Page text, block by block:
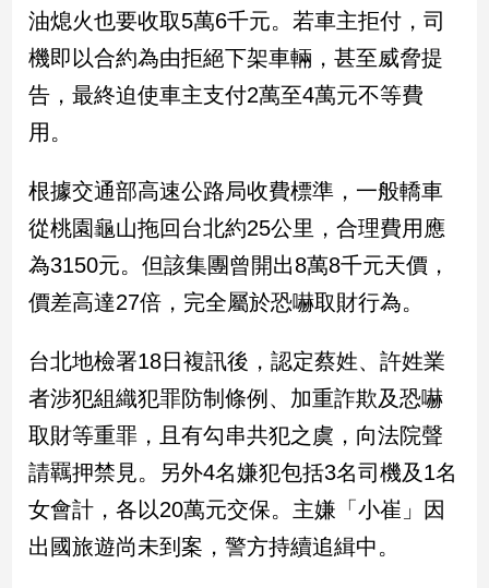
兩
岸/
國
際
會/
方
新
冠
病
專
南
台
灣
觀
油熄火也要收取5萬6千元。若車主拒付，司
機即以合約為由拒絕下架車輛，甚至威脅提
告，最終迫使車主支付2萬至4萬元不等費
用。
根據交通部高速公路局收費標準，一般轎車
從桃園龜山拖回台北約25公里，合理費用應
為3150元。但該集團曾開出8萬8千元天價，
價差高達27倍，完全屬於恐嚇取財行為。
台北地檢署18日複訊後，認定蔡姓、許姓業
者涉犯組織犯罪防制條例、加重詐欺及恐嚇
取財等重罪，且有勾串共犯之虞，向法院聲
請羈押禁見。另外4名嫌犯包括3名司機及1名
女會計，各以20萬元交保。主嫌「小崔」因
出國旅遊尚未到案，警方持續追緝中。